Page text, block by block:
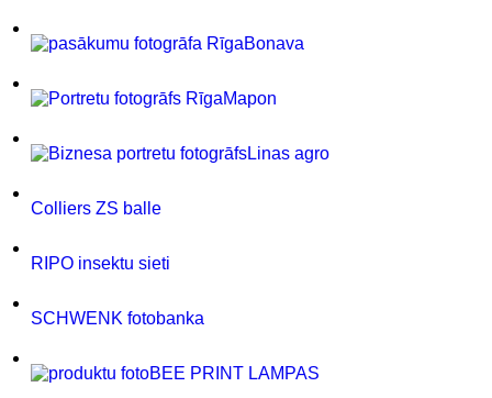
Bonava
Mapon
Linas agro
Colliers ZS balle
RIPO insektu sieti
SCHWENK fotobanka
BEE PRINT LAMPAS